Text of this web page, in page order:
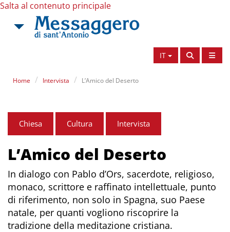
Salta al contenuto principale
IT
Home Intervista L’Amico del Deserto
Chiesa Cultura Intervista
L’Amico del Deserto
In dialogo con Pablo d’Ors, sacerdote, religioso,
monaco, scrittore e raffinato intellettuale, punto
di riferimento, non solo in Spagna, suo Paese
natale, per quanti vogliono riscoprire la
tradizione della meditazione cristiana.